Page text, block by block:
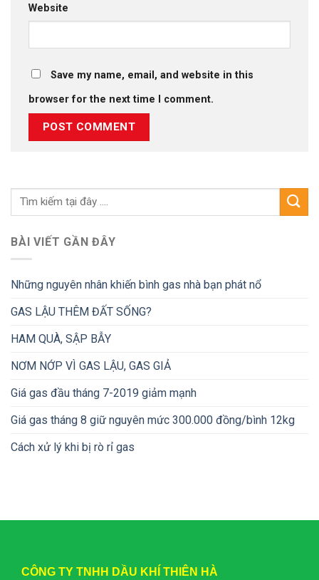
Website
Save my name, email, and website in this
browser for the next time I comment.
BÀI VIẾT GẦN ĐÂY
Những nguyên nhân khiến bình gas nhà bạn phát nổ
GAS LẬU THÊM ĐẤT SỐNG?
HAM QUÀ, SẬP BẪY
NƠM NỚP VÌ GAS LẬU, GAS GIẢ
Giá gas đầu tháng 7-2019 giảm mạnh
Giá gas tháng 8 giữ nguyên mức 300.000 đồng/bình 12kg
Cách xử lý khi bị rò rỉ gas
CÔNG TY TNHH DẦU KHÍ THIÊN HÀ